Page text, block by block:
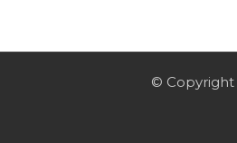
© Copyright